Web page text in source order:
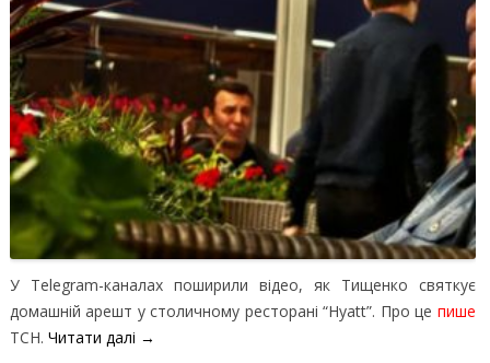
У Telegram-каналах поширили відео, як Тищенко святкує
домашній арешт у столичному ресторані “Hyatt”. Про це пише
ТСН. Читати далі →